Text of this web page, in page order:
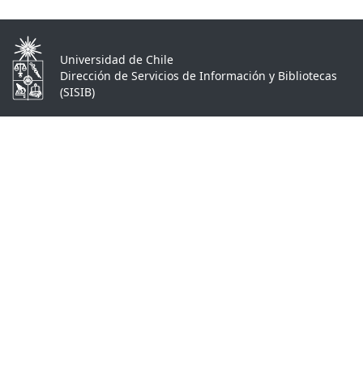
Universidad de Chile
Dirección de Servicios de Información y Bibliotecas
(SISIB)